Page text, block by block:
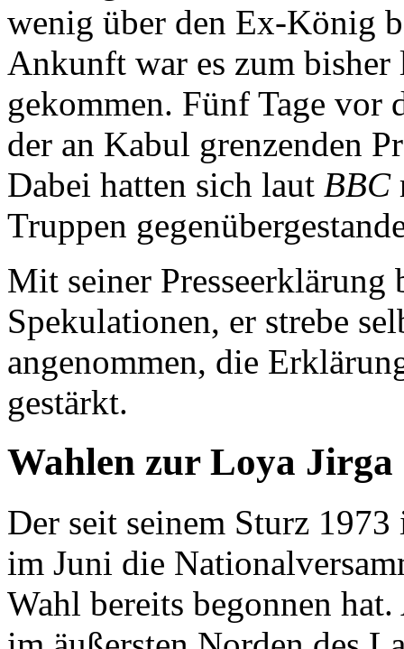
wenig über den Ex-König
Ankunft war es zum bisher
gekommen. Fünf Tage vor
der an Kabul grenzenden
Dabei hatten sich laut BBC
Truppen
Mit seiner Presseerklärung
Spekulationen, er strebe
angenommen, die
gestärkt.
Wahlen zur Loya Jirga
Der seit seinem Sturz
im Juni die
Wahl bereits begonnen